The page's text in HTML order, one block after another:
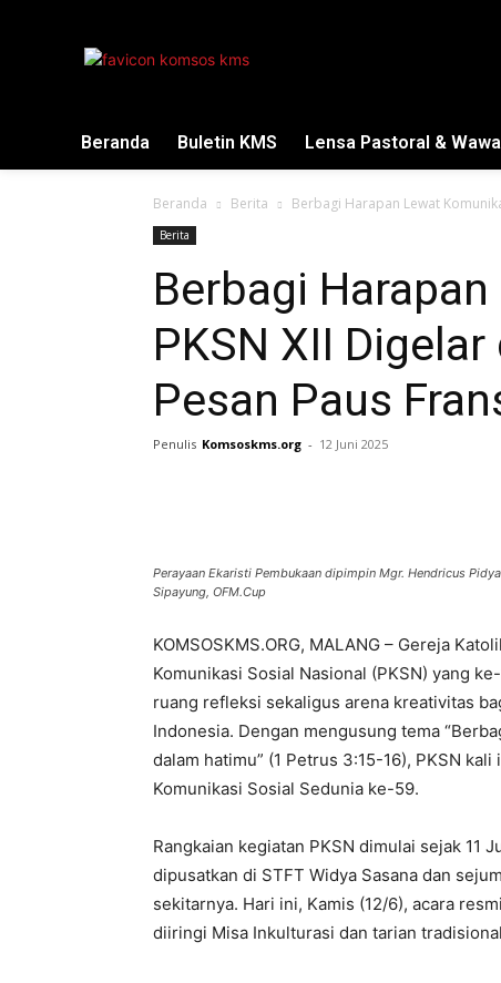
Beranda Buletin KMS Lensa Pastoral &
Beranda Berita Berbagi Harapan Lewat
Berita
Berbagi
PKSN XII
Pesan Paus
Penulis Komsoskms.org - 12 Juni 2025
Perayaan Ekaristi Pembukaan dipimpin Mgr. Hendricus
Sipayung, OFM.Cup
KOMSOSKMS.ORG, MALANG – Gereja
Komunikasi Sosial Nasional (PKSN) yang
ruang refleksi sekaligus arena kreativitas
Indonesia. Dengan mengusung tema
dalam hatimu” (1 Petrus 3:15-16), PKSN
Komunikasi Sosial Sedunia ke-59.
Rangkaian kegiatan PKSN dimulai sejak 11
dipusatkan di STFT Widya Sasana dan
sekitarnya. Hari ini, Kamis (12/6), acara
diiringi Misa Inkulturasi dan tarian tradisional